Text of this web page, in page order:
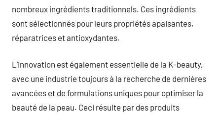
nombreux ingrédients traditionnels. Ces ingrédients
sont sélectionnés pour leurs propriétés apaisantes,
réparatrices et antioxydantes.
L’innovation est également essentielle de la K-beauty,
avec une industrie toujours à la recherche de dernières
avancées et de formulations uniques pour optimiser la
beauté de la peau. Ceci résulte par des produits